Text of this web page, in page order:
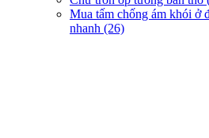
Mua tấm chống ám khói ở
nhanh (26)